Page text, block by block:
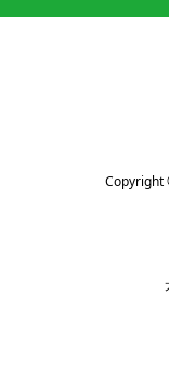
Copyright